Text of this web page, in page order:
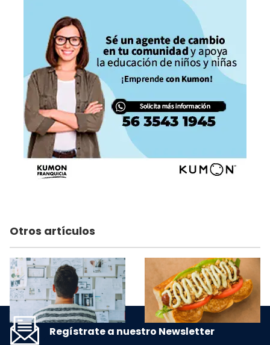
Otros artículos
¿Negocio propio o
México da la
Regístrate a nuestro Newsletter